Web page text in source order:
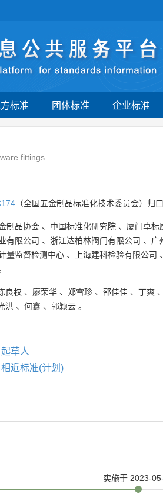
标准 团体标准 企业标准
fittings
（全国五金制品标准化技术委员会）归
制品协会 、 中国标准化研究院 、 厦门卓标
有限公司 、 浙江达柏林阀门有限公司 、 广
量监督检测中心 、 上海建科检验有限公司 、
良权 、 廖荣华 、 郑雪珍 、 邵佳佳 、 丁爽 、
洪 、 何鑫 、 郭颖云 。
起草人
相近标准(计划)
实施于 2023-